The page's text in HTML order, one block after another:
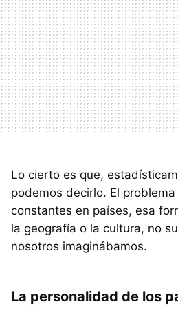
Lo cierto es que,
podemos decirlo. El
constantes en países, esa
la geografía o la cultura, no
nosotros imaginábamos.
La personalidad de los